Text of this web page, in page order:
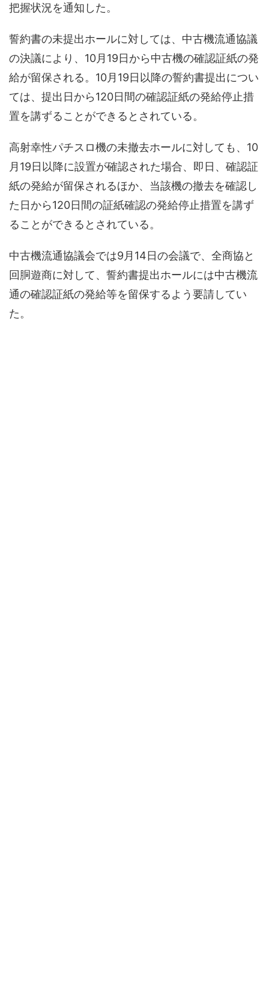
把握状況を通知した。
誓約書の未提出ホールに対しては、中古機流通協議
の決議により、10月19日から中古機の確認証紙の発
給が留保される。10月19日以降の誓約書提出につい
ては、提出日から120日間の確認証紙の発給停止措
置を講ずることができるとされている。
高射幸性パチスロ機の未撤去ホールに対しても、10
月19日以降に設置が確認された場合、即日、確認証
紙の発給が留保されるほか、当該機の撤去を確認し
た日から120日間の証紙確認の発給停止措置を講ず
ることができるとされている。
中古機流通協議会では9月14日の会議で、全商協と
回胴遊商に対して、誓約書提出ホールには中古機流
通の確認証紙の発給等を留保するよう要請してい
た。